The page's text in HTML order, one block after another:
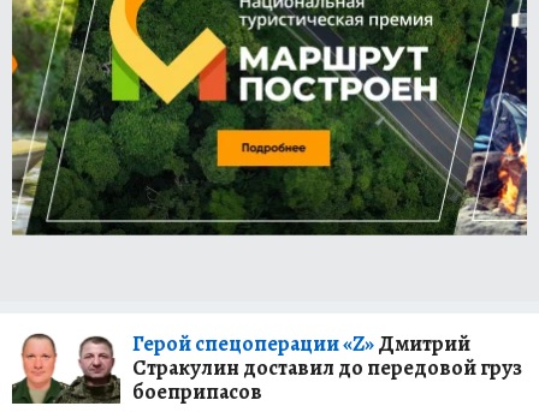
Герой спецоперации «Z»Дмитрий
Стракулин доставил до передовой груз
боеприпасов